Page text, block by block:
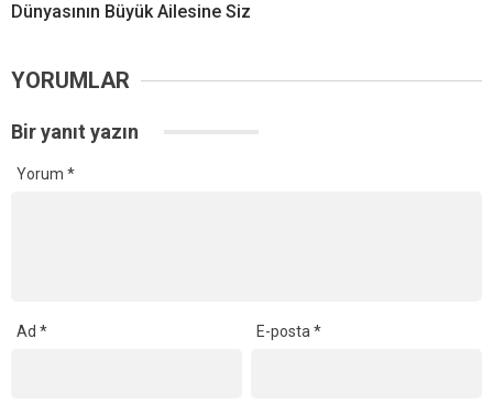
Dünyasının Büyük Ailesine Siz
YORUMLAR
Bir yanıt yazın
Yorum *
Ad * E-posta*